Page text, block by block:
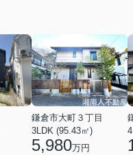
鎌倉市大町３丁目
3LDK (95.43㎡)
5,980万円